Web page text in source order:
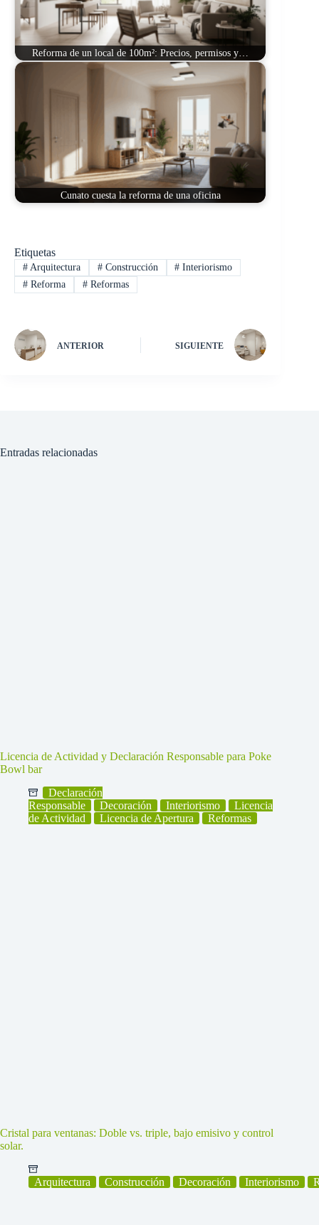
Reforma de un local de 100m²: Precios, permisos y…
Cunato cuesta la reforma de una oficina
Etiquetas
#Arquitectura #Construcción # Interiorismo
#Reforma #Reformas
ANTERIOR SIGUIENTE
Entradas relacionadas
Licencia de Actividad y Declaración Responsable para Poke
Bowl bar
Declaración
Responsable
Decoración Interiorismo
Licencia
de Actividad
Licencia de Apertura Reformas
Cristal para ventanas: Doble vs. triple, bajo emisivo y control
solar.
Arquitectura Construcción Decoración Interiorismo